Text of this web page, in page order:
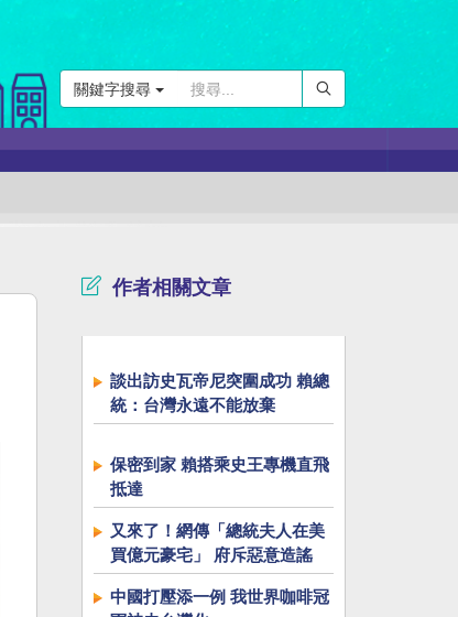
關鍵字搜尋
作者相關文章
談出訪史瓦帝尼突圍成功 賴總
統：台灣永遠不能放棄
保密到家 賴搭乘史王專機直飛
抵達
又來了！網傳「總統夫人在美
買億元豪宅」 府斥惡意造謠
中國打壓添一例 我世界咖啡冠